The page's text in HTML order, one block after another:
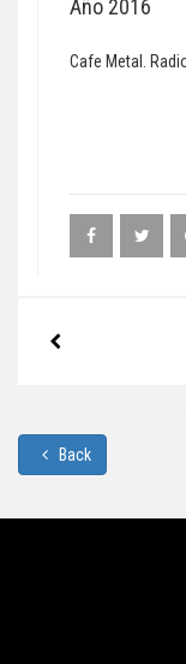
Año 2016
Cafe Metal.
Back